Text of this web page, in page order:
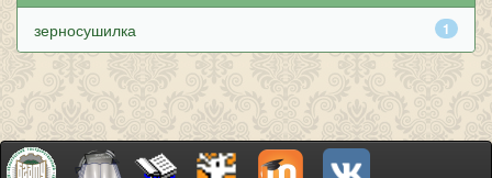
1
зерносушилка